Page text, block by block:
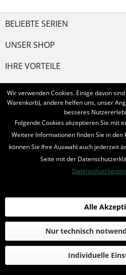
BELIEBTE SERIEN
UNSER SHOP
IHRE VORTEILE
INFORMIERT BLEIBEN
Bestellung
* Alle Preise inkl. MwSt. und zzgl.
© 2016-2022 Romantruhe -
die profilschmiede -
Wir verwenden Cookies. Einige davon
Warenkorb), andere helfen uns, unser
besseres
Folgende Cookies akzeptieren Sie mit
Weitere Informationen finden Sie in
können Sie Ihre Auswahl auch jederzeit
Seite mit der
Individuelle
Nur technisch
Alle